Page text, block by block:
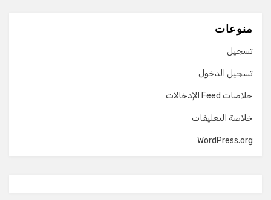
منوعات
تسجيل
تسجيل الدخول
خلاصات Feed الإدخالات
خلاصة التعليقات
WordPress.org